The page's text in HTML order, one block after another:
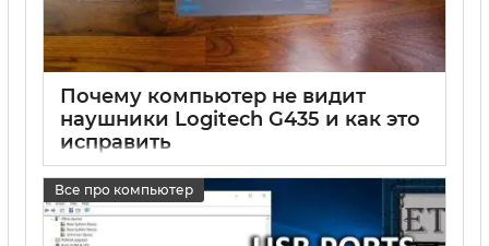
Почему компьютер не видит
наушники Logitech G435 и как это
исправить
17 05 2025 0
Все про компьютер